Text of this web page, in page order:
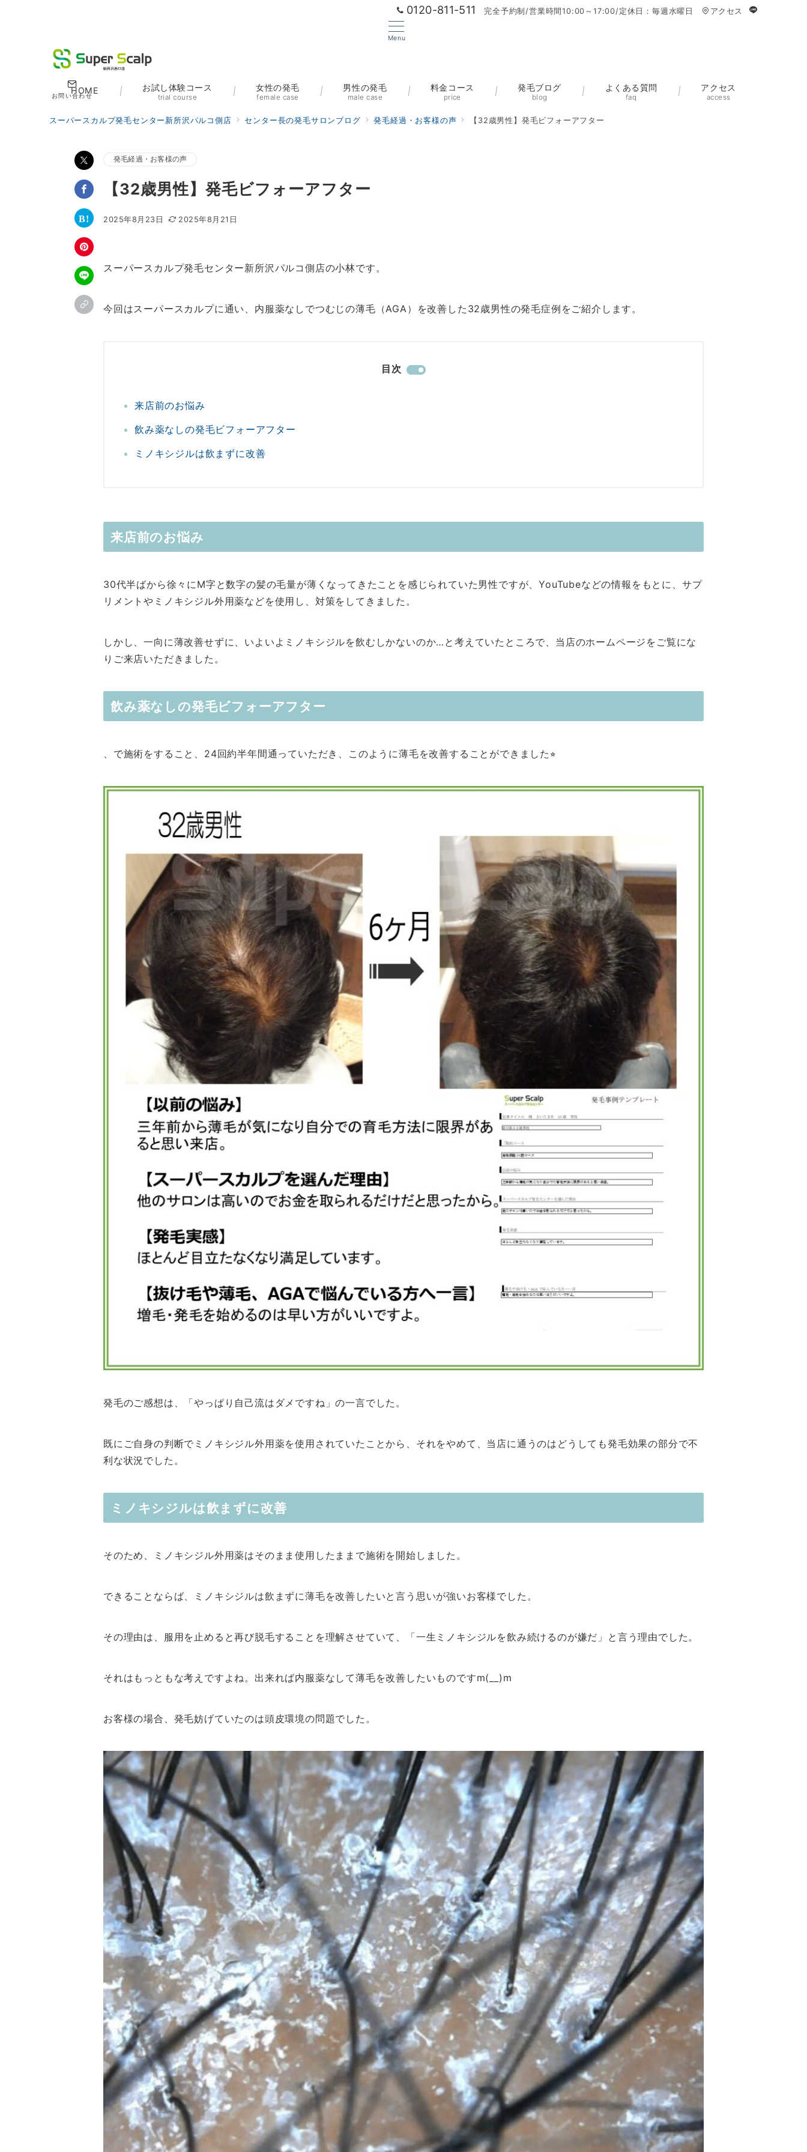
0120-811-511 完全予約制/営業時間10:00～17:00/定休日：毎週水曜日 アクセス
Menu
お問い合わせ
HOME お試し体験コース
trial course
女性の発毛
female case
男性の発毛
male case
料金コース
price
発毛ブログ
blog
よくある質問
faq
アクセス
access
スーパースカルプ発毛センター新所沢パルコ側店 センター長の発毛サロンブログ 発毛経過・お客様の声 【32歳男性】発毛ビフォーアフター
発毛経過・お客様の声
【32歳男性】発毛ビフォーアフター
2025年8月23日 2025年8月21日
スーパースカルプ発毛センター新所沢パルコ側店の小林です。
今回はスーパースカルプに通い、内服薬なしでつむじの薄毛（AGA）を改善した32歳男性の発毛症例をご紹介します。
目次
来店前のお悩み
飲み薬なしの発毛ビフォーアフター
ミノキシジルは飲まずに改善
来店前のお悩み
30代半ばから徐々にM字と数字の髪の毛量が薄くなってきたことを感じられていた男性ですが、YouTubeなどの情報をもとに、サプ
リメントやミノキシジル外用薬などを使用し、対策をしてきました。
しかし、一向に薄改善せずに、いよいよミノキシジルを飲むしかないのか…と考えていたところで、当店のホームページをご覧にな
りご来店いただきました。
飲み薬なしの発毛ビフォーアフター
、で施術をすること、24回約半年間通っていただき、このように薄毛を改善することができました⭐︎
発毛のご感想は、「やっぱり自己流はダメですね」の一言でした。
既にご自身の判断でミノキシジル外用薬を使用されていたことから、それをやめて、当店に通うのはどうしても発毛効果の部分で不
利な状況でした。
ミノキシジルは飲まずに改善
そのため、ミノキシジル外用薬はそのまま使用したままで施術を開始しました。
できることならば、ミノキシジルは飲まずに薄毛を改善したいと言う思いが強いお客様でした。
その理由は、服用を止めると再び脱毛することを理解させていて、「一生ミノキシジルを飲み続けるのが嫌だ」と言う理由でした。
それはもっともな考えですよね。出来れば内服薬なして薄毛を改善したいものですm(__)m
お客様の場合、発毛妨げていたのは頭皮環境の問題でした。
＼お試し体験コース受付中／
LINEでの相談もお気軽にどうぞ